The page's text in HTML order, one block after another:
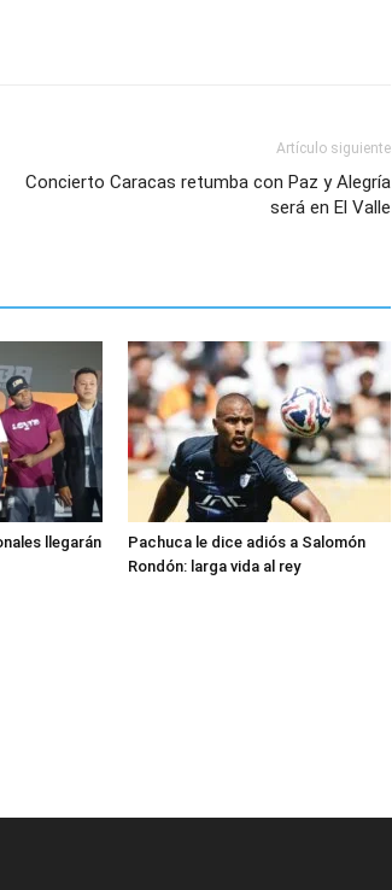
Artículo siguiente
Concierto Caracas retumba con Paz y Alegría
será en El Valle
llegarán
Pachuca le dice adiós a Salomón
Rondón: larga vida al rey